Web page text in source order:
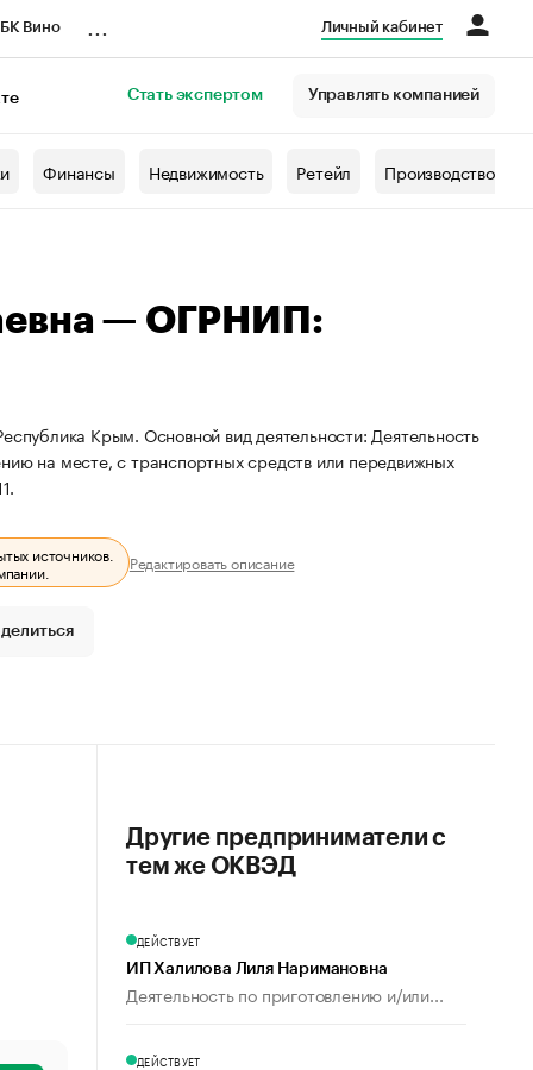
Вино Личный кабинет
Стать экспертом Управлять компанией
Финансы Недвижимость Ретейл Производство
— ОГРНИП:
Крым. Основной вид деятельности: Деятельность
на месте, с транспортных средств или передвижных
источников.
Редактировать описание
Другие предприниматели с
тем же ОКВЭД
ДЕЙСТВУЕТ
ИП Халилова Лиля Наримановна
Деятельность по приготовлению и/или...
ДЕЙСТВУЕТ